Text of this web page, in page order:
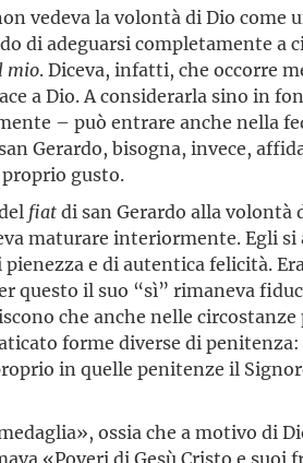
vedeva la volontà di Dio come
di adeguarsi completamente a
mio. Diceva, infatti, che occorre
a Dio. A considerarla sino in
– può entrare anche nella
Gerardo, bisogna, invece,
gusto.
fiatdi san Gerardo alla volontà
maturare interiormente. Egli
e di autentica felicità.
questo il suo “sì” rimaneva
che anche nelle
forme diverse di
in quelle penitenze il
ossia che a motivo di
«Poveri di Gesù Cristo e